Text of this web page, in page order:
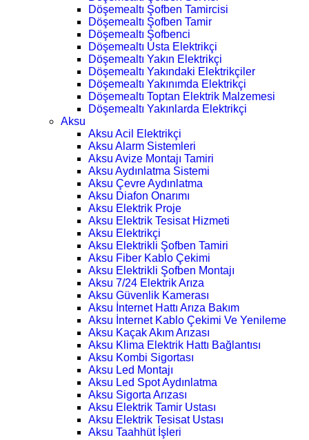
Döşemealtı Şofben Tamircisi
Döşemealtı Şofben Tamir
Döşemealtı Şofbenci
Döşemealtı Usta Elektrikçi
Döşemealtı Yakın Elektrikçi
Döşemealtı Yakındaki Elektrikçiler
Döşemealtı Yakınımda Elektrikçi
Döşemealtı Toptan Elektrik Malzemesi
Döşemealtı Yakınlarda Elektrikçi
Aksu
Aksu Acil Elektrikçi
Aksu Alarm Sistemleri
Aksu Avize Montajı Tamiri
Aksu Aydınlatma Sistemi
Aksu Çevre Aydınlatma
Aksu Diafon Onarımı
Aksu Elektrik Proje
Aksu Elektrik Tesisat Hizmeti
Aksu Elektrikçi
Aksu Elektrikli Şofben Tamiri
Aksu Fiber Kablo Çekimi
Aksu Elektrikli Şofben Montajı
Aksu 7/24 Elektrik Arıza
Aksu Güvenlik Kamerası
Aksu İnternet Hattı Arıza Bakım
Aksu İnternet Kablo Çekimi Ve Yenileme
Aksu Kaçak Akım Arızası
Aksu Klima Elektrik Hattı Bağlantısı
Aksu Kombi Sigortası
Aksu Led Montajı
Aksu Led Spot Aydınlatma
Aksu Sigorta Arızası
Aksu Elektrik Tamir Ustası
Aksu Elektrik Tesisat Ustası
Aksu Taahhüt İşleri